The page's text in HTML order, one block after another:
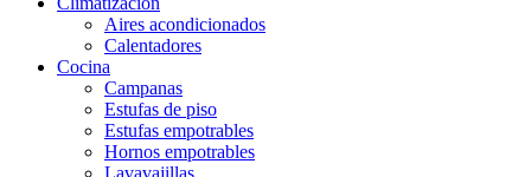
Aires acondicionados
Calentadores
Cocina
Campanas
Estufas de piso
Estufas empotrables
Hornos empotrables